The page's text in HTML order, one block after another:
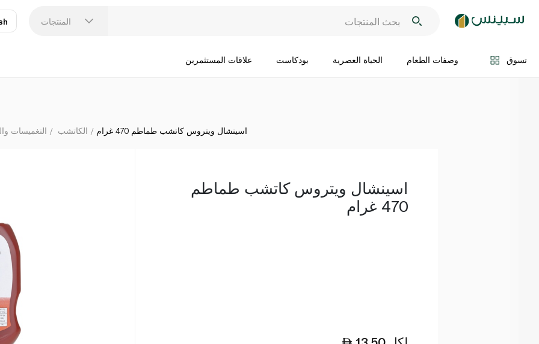
المنتجات
تسوق وصفات الطعام الحياة العصرية بودكاست علاقات المستثمرين
اضف الى السلة
التغميسات الكاتشب اسينشال ويتروس كاتشب طماطم 470 غرام
اسينشال ويتروس كاتشب طماطم
470 غرام